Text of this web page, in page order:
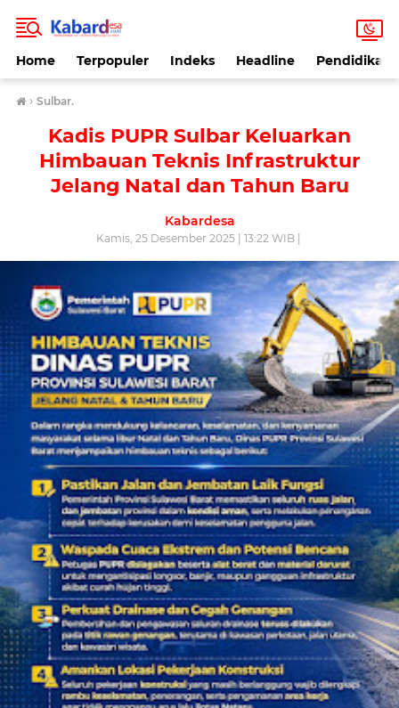
Home Terpopuler Indeks Headline Pendidikan
› Sulbar.
Kadis PUPR Sulbar Keluarkan
Himbauan Teknis Infrastruktur
Jelang Natal dan Tahun Baru
Kabardesa
Kamis, 25 Desember 2025 | 13:22 WIB |